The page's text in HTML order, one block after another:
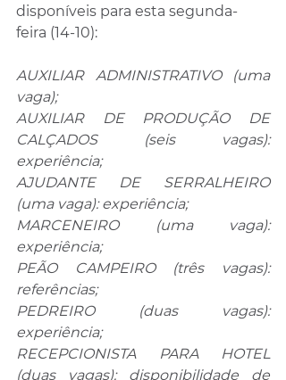
disponíveis para esta segunda-
feira (14-10):
AUXILIAR ADMINISTRATIVO (uma
vaga);
AUXILIAR DE PRODUÇÃO DE
CALÇADOS (seis vagas):
experiência;
AJUDANTE DE SERRALHEIRO
(uma vaga): experiência;
MARCENEIRO (uma vaga):
experiência;
PEÃO CAMPEIRO (três vagas):
referências;
PEDREIRO (duas vagas):
experiência;
RECEPCIONISTA PARA HOTEL
(duas vagas): disponibilidade de